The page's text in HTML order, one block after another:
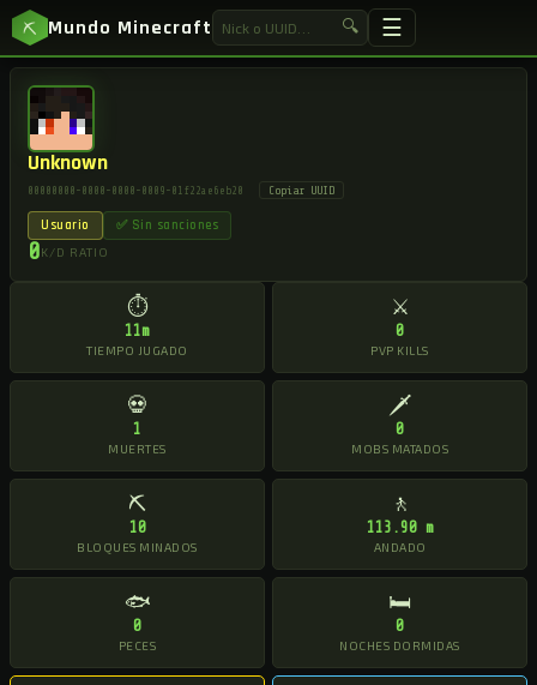
⛏ Mundo Minecraft 🔍 ☰
Unknown
00000000-0000-0000-0009-01f22ae6eb20 Copiar UUID
Usuario ✅ Sin sanciones
0K/D RATIO
⏱
11m
TIEMPO JUGADO
⚔
0
PVP KILLS
💀
1
MUERTES
🗡
0
MOBS MATADOS
⛏
10
BLOQUES MINADOS
🚶
113.90 m
ANDADO
🐟
0
PECES
🛏
0
NOCHES DORMIDAS